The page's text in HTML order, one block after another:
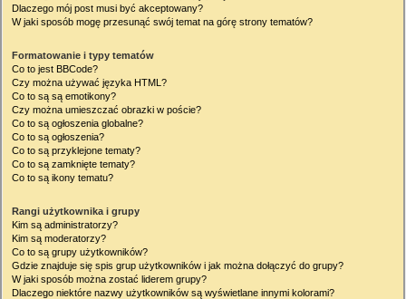
Dlaczego mój post musi być akceptowany?
W jaki sposób mogę przesunąć swój temat na górę strony tematów?
Formatowanie i typy tematów
Co to jest BBCode?
Czy można używać języka HTML?
Co to są są emotikony?
Czy można umieszczać obrazki w poście?
Co to są ogłoszenia globalne?
Co to są ogłoszenia?
Co to są przyklejone tematy?
Co to są zamknięte tematy?
Co to są ikony tematu?
Rangi użytkownika i grupy
Kim są administratorzy?
Kim są moderatorzy?
Co to są grupy użytkowników?
Gdzie znajduje się spis grup użytkowników i jak można dołączyć do grupy?
W jaki sposób można zostać liderem grupy?
Dlaczego niektóre nazwy użytkowników są wyświetlane innymi kolorami?